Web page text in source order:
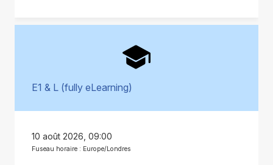
E1 & L (fully eLearning)
10 août 2026, 09:00
Fuseau horaire : Europe/Londres